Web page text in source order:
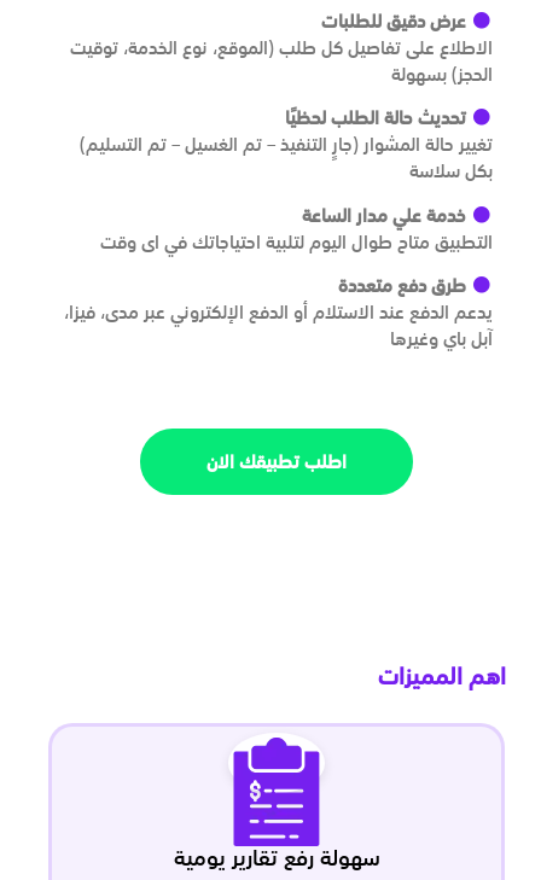
عرض دقيق للطلبات
الاطلاع على تفاصيل كل طلب (الموقع، نوع الخدمة، توقيت
الحجز) بسهولة
تحديث حالة الطلب لحظيًا
تغيير حالة المشوار (جارٍ التنفيذ – تم الغسيل – تم التسليم)
بكل سلاسة
خدمة علي مدار الساعة
التطبيق متاح طوال اليوم لتلبية احتياجاتك في اى وقت
طرق دفع متعددة
يدعم الدفع عند الاستلام أو الدفع الإلكتروني عبر مدى، فيزا،
آبل باي وغيرها
اطلب تطبيقك الان
اهم المميزات
سهولة رفع تقارير يومية